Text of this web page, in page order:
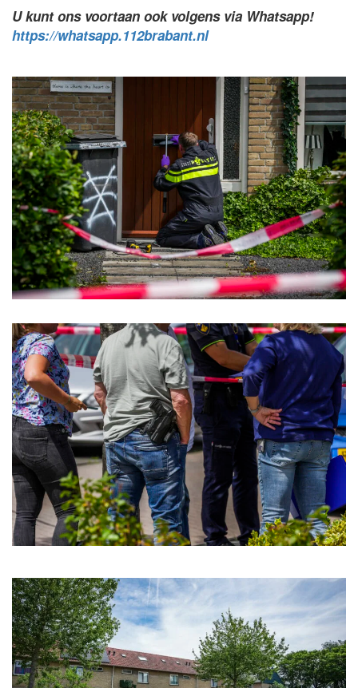
U kunt ons voortaan ook volgens via Whatsapp!
https://whatsapp.112brabant.nl